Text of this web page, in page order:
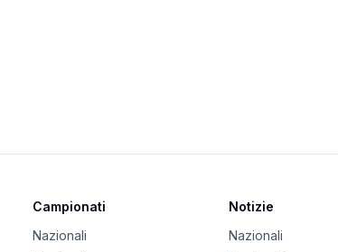
Campionati
Nazionali
Notizie
Nazionali